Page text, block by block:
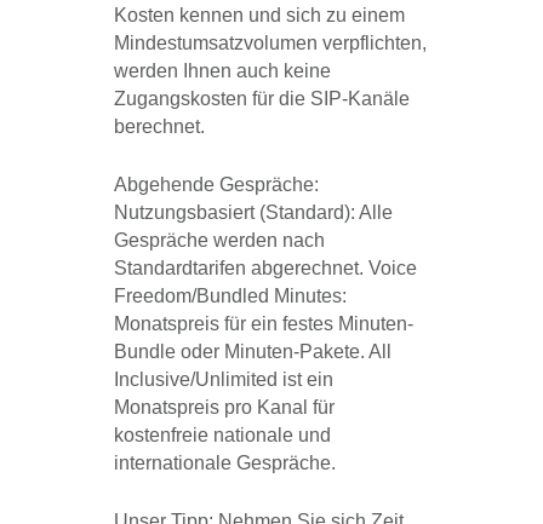
Kosten kennen und sich zu einem
Mindestumsatzvolumen verpflichten,
werden Ihnen auch keine
Zugangskosten für die SIP-Kanäle
berechnet.
Abgehende Gespräche:
Nutzungsbasiert (Standard): Alle
Gespräche werden nach
Standardtarifen abgerechnet. Voice
Freedom/Bundled Minutes:
Monatspreis für ein festes Minuten-
Bundle oder Minuten-Pakete. All
Inclusive/Unlimited ist ein
Monatspreis pro Kanal für
kostenfreie nationale und
internationale Gespräche.